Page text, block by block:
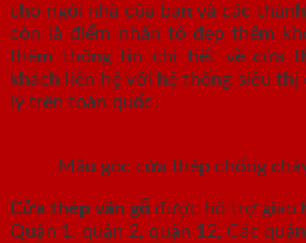
cho ngôi nhà của bạn và các
còn là điểm nhấn tô đẹp thêm
thêm thông tin chi tiết về cửa
khách liên hệ với hệ thống siêu thị
lý trên toàn quốc.
Mẫu góc cửa thép chống
Cửa thép vân gỗ được hỗ trợ giao
Quận 1, quận 2, quận 12, Các